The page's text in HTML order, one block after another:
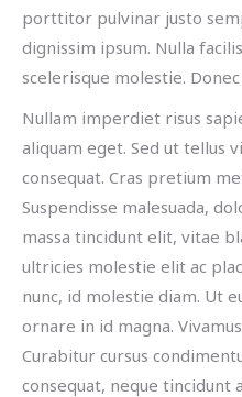
porttitor pulvinar justo
dignissim ipsum. Nulla
scelerisque molestie.
Nullam imperdiet risus
aliquam eget. Sed ut tellus
consequat. Cras pretium
Suspendisse malesuada,
massa tincidunt elit, vitae
ultricies molestie elit ac
nunc, id molestie diam. Ut
ornare in id magna.
Curabitur cursus
consequat, neque tincidunt